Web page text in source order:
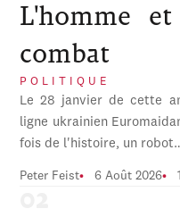
L'homme
combat
POLITIQUE
Le 28 janvier de cette
ligne ukrainien
fois de l'histoire, un
Peter Feist 6 Août 2026